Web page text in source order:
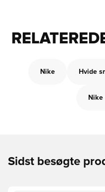
Nike Hvide
Nike
Sidst besøgte